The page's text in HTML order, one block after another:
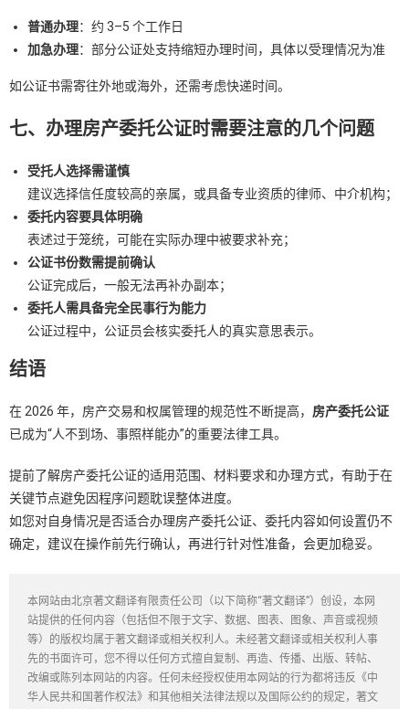
普通办理：约 3–5 个工作日
加急办理：部分公证处支持缩短办理时间，具体以受理情况为准
如公证书需寄往外地或海外，还需考虑快递时间。
七、办理房产委托公证时需要注意的几个问题
受托人选择需谨慎
建议选择信任度较高的亲属，或具备专业资质的律师、中介机构；
委托内容要具体明确
表述过于笼统，可能在实际办理中被要求补充；
公证书份数需提前确认
公证完成后，一般无法再补办副本；
委托人需具备完全民事行为能力
公证过程中，公证员会核实委托人的真实意思表示。
结语
在 2026 年，房产交易和权属管理的规范性不断提高， 房产委托公证
已成为“人不到场、事照样能办”的重要法律工具。
提前了解房产委托公证的适用范围、材料要求和办理方式，有助于在
关键节点避免因程序问题耽误整体进度。
如您对自身情况是否适合办理房产委托公证、委托内容如何设置仍不
确定，建议在操作前先行确认，再进行针对性准备，会更加稳妥。
本网站由北京著文翻译有限责任公司（以下简称“著文翻译”）创设，本网
站提供的任何内容（包括但不限于文字、数据、图表、图象、声音或视频
等）的版权均属于著文翻译或相关权利人。未经著文翻译或相关权利人事
先的书面许可，您不得以任何方式擅自复制、再造、传播、出版、转帖、
改编或陈列本网站的内容。任何未经授权使用本网站的行为都将违反《中
华人民共和国著作权法》和其他相关法律法规以及国际公约的规定，著文